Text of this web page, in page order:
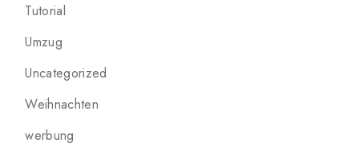
Tutorial
Umzug
Uncategorized
Weihnachten
werbung